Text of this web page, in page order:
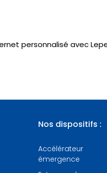
personnalisé avec
Nos dispositifs :
Accélérateur
émergence